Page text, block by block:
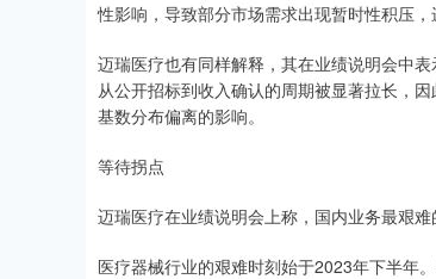
性影响，导致部分市场需求出现暂时性积压，
迈瑞医疗也有同样解释，其在业绩说明会中
从公开招标到收入确认的周期被显著拉长，
基数分布偏离的影响。
等待拐点
迈瑞医疗在业绩说明会上称，国内业务最艰
医疗器械行业的艰难时刻始于2023年下半年